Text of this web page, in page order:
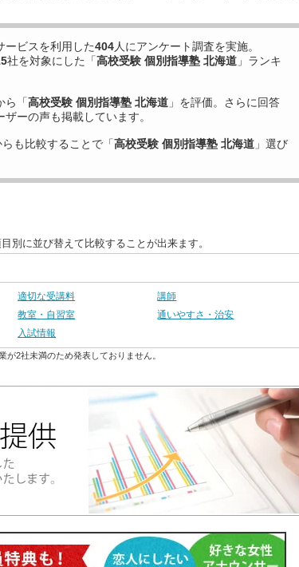
ービスを利用した404人にアンケート調査を実施。
社を対象にした「高校受験 個別指導塾 北海道 」ランキ
ら「高校受験 個別指導塾 北海道 」を評価。さらに回答
ーの声も掲載しています。
も比較することで「高校受験 個別指導塾 北海道 」選び
別に並び替えて比較することが出来ます。
適切な受講料
講師
教室・自習室
通いやすさ・治安
入試情報
2社未満のため発表しておりません。